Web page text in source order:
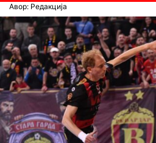
Авор: Редакција